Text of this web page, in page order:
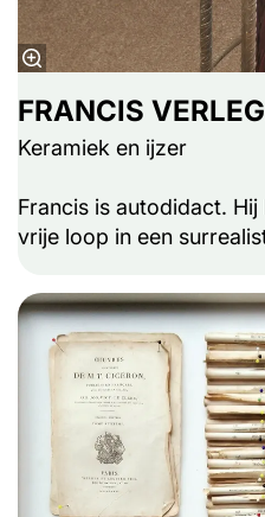
FRANCIS
Keramiek en ijzer
Francis is autodidact.
vrije loop in een